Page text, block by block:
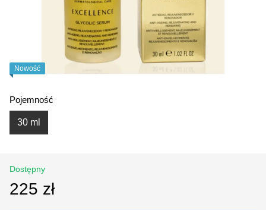
Nowość
Pojemność
30 ml
Dostępny
225 zł